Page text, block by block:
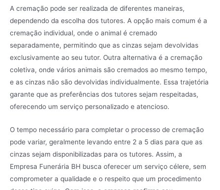
A cremação pode ser realizada de diferentes maneiras,
dependendo da escolha dos tutores. A opção mais comum é a
cremação individual, onde o animal é cremado
separadamente, permitindo que as cinzas sejam devolvidas
exclusivamente ao seu tutor. Outra alternativa é a cremação
coletiva, onde vários animais são cremados ao mesmo tempo,
e as cinzas não são devolvidas individualmente. Essa trajetória
garante que as preferências dos tutores sejam respeitadas,
oferecendo um serviço personalizado e atencioso.
O tempo necessário para completar o processo de cremação
pode variar, geralmente levando entre 2 a 5 dias para que as
cinzas sejam disponibilizadas para os tutores. Assim, a
Empresa Funerária BH busca oferecer um serviço célere, sem
comprometer a qualidade e o respeito que um procedimento